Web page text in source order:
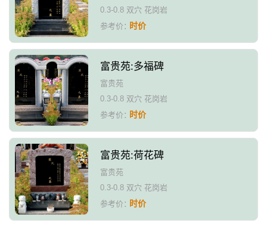
0.3-0.8 双穴 花岗岩
参考价：时价
富贵苑:多福碑
富贵苑
0.3-0.8 双穴 花岗岩
参考价：时价
富贵苑:荷花碑
富贵苑
0.3-0.8 双穴 花岗岩
参考价：时价